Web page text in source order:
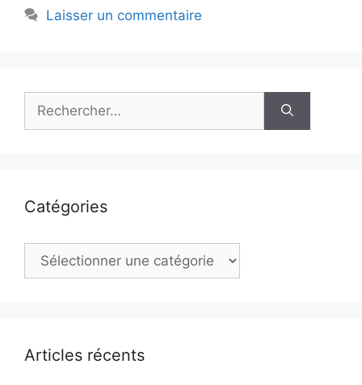
Laisser un commentaire
Catégories
Catégories
Articles récents